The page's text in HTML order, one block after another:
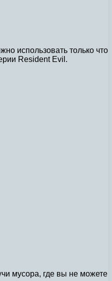
использовать только что
Resident Evil.
мусора, где вы не можете